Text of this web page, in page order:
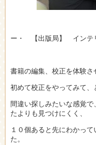
ー・ 【出版局】 インテ
書籍の編集、校正を体験さ
初めて校正をやってみて、
間違い探しみたいな感覚
たよりも見つけにくく、
１０個あると先にわかっ
た。